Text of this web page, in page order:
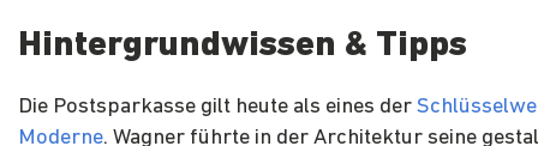
Hintergrundwissen & Tipps
Die Postsparkasse gilt heute als eines der
Moderne. Wagner führte in der Architektur seine